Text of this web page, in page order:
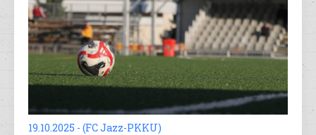
19.10.2025 - (FC Jazz-PKKU)